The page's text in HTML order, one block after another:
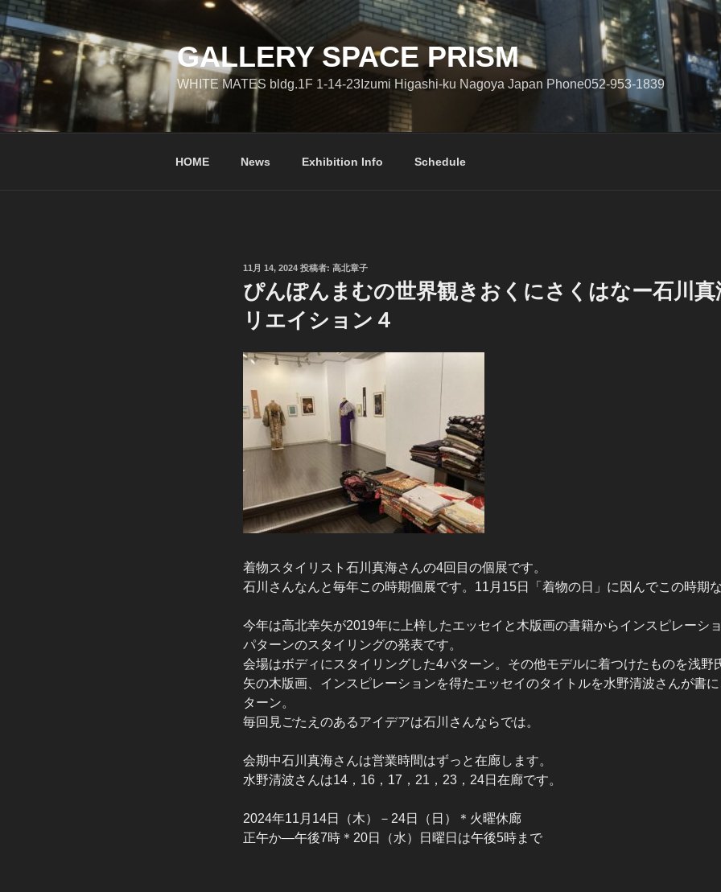
コ
ン
テ
ン
ツ
ス
GALLERY SPACE PRISM
WHITE MATES bldg.1F 1-14-23Izumi Higashi-ku Nagoya Japan Phone052-953-1839
HOME News Exhibition Info Schedule
投
日:
11月 14, 2024 投稿者: 高北章子
ぴんぽんまむの世界観きおくにさくはなー石川
リエイション４
着物スタイリスト石川真海さんの4回目の個展です。
石川さんなんと毎年この時期個展です。11月15日「着物の日」に因んでこの時期
今年は高北幸矢が2019年に上梓したエッセイと木版画の書籍からインスピレーシ
パターンのスタイリングの発表です。
会場はボディにスタイリングした4パターン。その他モデルに着つけたものを浅野
矢の木版画、インスピレーションを得たエッセイのタイトルを水野清波さんが書
ターン。
毎回見ごたえのあるアイデアは石川さんならでは。
会期中石川真海さんは営業時間はずっと在廊します。
水野清波さんは14，16，17，21，23，24日在廊です。
2024年11月14日（木）－24日（日）＊火曜休廊
正午か―午後7時＊20日（水）日曜日は午後5時まで